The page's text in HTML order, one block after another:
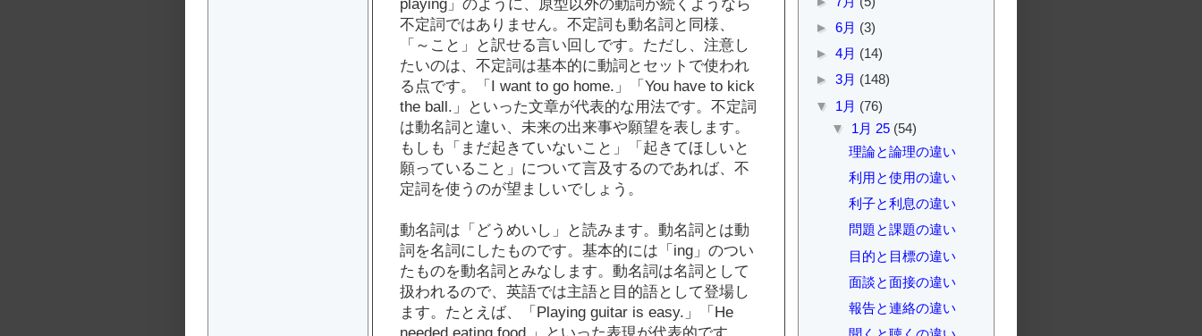
playing」のように、原型以外の動詞が続くようなら
不定詞ではありません。不定詞も動名詞と同様、
「～こと」と訳せる言い回しです。ただし、注意し
たいのは、不定詞は基本的に動詞とセットで使われ
る点です。「I want to go home.」「You have to kick
the ball.」といった文章が代表的な用法です。不定詞
は動名詞と違い、未来の出来事や願望を表します。
もしも「まだ起きていないこと」「起きてほしいと
願っていること」について言及するのであれば、不
定詞を使うのが望ましいでしょう。
動名詞は「どうめいし」と読みます。動名詞とは動
詞を名詞にしたものです。基本的には「ing」のつい
たものを動名詞とみなします。動名詞は名詞として
扱われるので、英語では主語と目的語として登場し
ます。たとえば、「Playing guitar is easy.」「He
needed eating food.」といった表現が代表的です。
► 6月 (3)
► 4月 (14)
► 3月 (148)
▼ 1月 (76)
▼ 1月 25 (54)
理論と論理の違い
利用と使用の違い
利子と利息の違い
問題と課題の違い
目的と目標の違い
面談と面接の違い
報告と連絡の違い